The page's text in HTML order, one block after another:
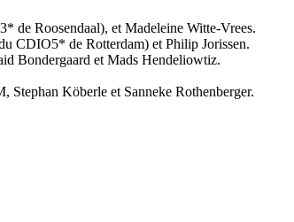
de Roosendaal), et Madeleine Witte-Vrees.
CDIO5* de Rotterdam) et Philip Jorissen.
Bondergaard et Mads Hendeliowtiz.
Stephan Köberle et Sanneke Rothenberger.